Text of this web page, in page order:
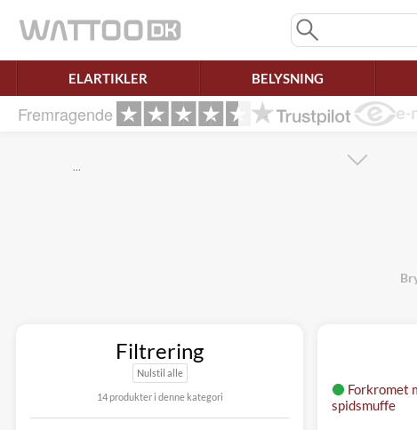
ELARTIKLER BELYSNING
Fremragende
…
Filtrering
Nulstil alle
14 produkter i denne kategori
Forkromet
spidsmuffe
Ret samtykke!